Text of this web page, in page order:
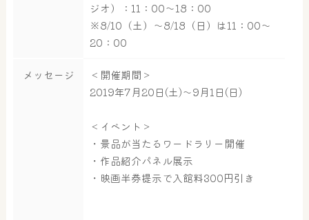
ジオ）：11：00～18：00
※8/10（土）～8/18（日）は11：00～
20：00
メッセージ
＜開催期間＞
2019年7月20日(土)～9月1日(日)
＜イベント＞
・景品が当たるワードラリー開催
・作品紹介パネル展示
・映画半券提示で入館料300円引き